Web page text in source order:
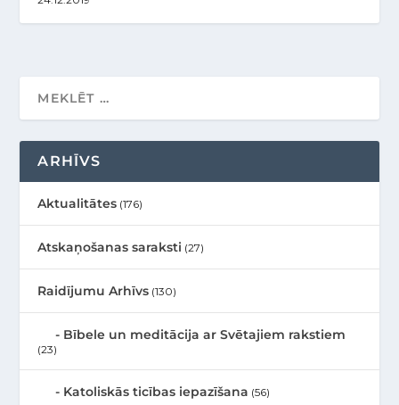
ARHĪVS
Aktualitātes (176)
Atskaņošanas saraksti (27)
Raidījumu Arhīvs (130)
Bībele un meditācija ar Svētajiem rakstiem
(23)
Katoliskās ticības iepazīšana (56)